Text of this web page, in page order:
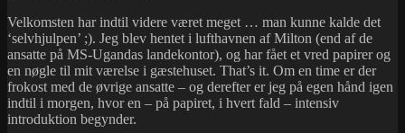
Velkomsten har indtil videre været meget … man kunne kalde det
‘selvhjulpen’ ;). Jeg blev hentet i lufthavnen af Milton (end af de
ansatte på MS-Ugandas landekontor), og har fået et vred papirer og
en nøgle til mit værelse i gæstehuset. That’s it. Om en time er der
frokost med de øvrige ansatte – og derefter er jeg på egen hånd igen
indtil i morgen, hvor en – på papiret, i hvert fald – intensiv
introduktion begynder.